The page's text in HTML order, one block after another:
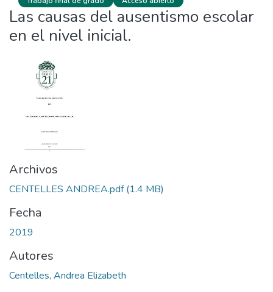
Las causas del ausentismo escolar
en el nivel inicial.
Archivos
CENTELLES ANDREA.pdf(1.4 MB)
Fecha
2019
Autores
Centelles, Andrea Elizabeth